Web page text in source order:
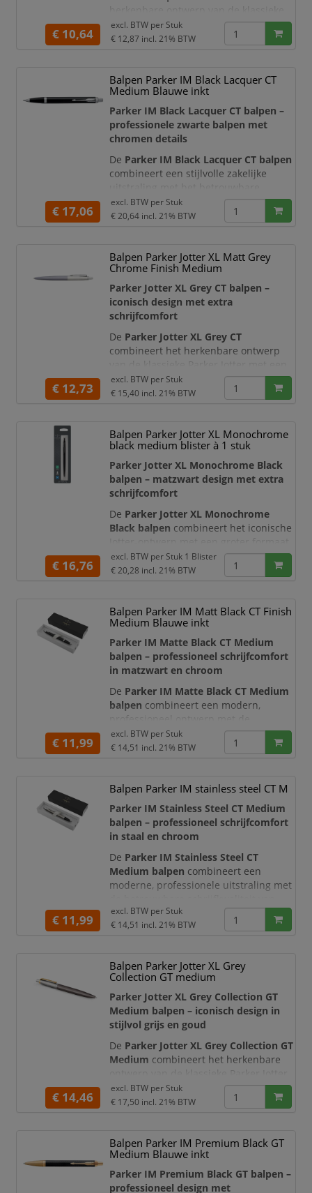
Parker Jotter met een elegante grijze
lakafwerking en luxe goudkleurige
pijlvormige clip en het bekende
klikmechanisme maken deze balpen
direct herkenbaar als een echte Parker.
De houder
€ 10,64
excl. BTW per Stuk
€ 12,87 incl. 21% BTW
Balpen Parker IM Black Lacquer CT
Medium Blauwe inkt
Parker IM Black Lacquer CT balpen –
professionele zwarte balpen met
chromen details
De Parker IM Black Lacquer CT balpen
combineert een stijlvolle zakelijke
schrijfcomfort van Parker. De metalen
houder is afgewerkt met een intens
toelopende vorm en karakteristieke
pijlvormige Parker-clip maken het
professionele ontwerp compleet.
De bal
€ 17,06
excl. BTW per Stuk
€ 20,64 incl. 21% BTW
Balpen Parker Jotter XL Matt Grey
Chrome Finish Medium
Parker Jotter XL Grey CT balpen –
iconisch design met extra
schrijfcomfort
De Parker Jotter XL Grey CT
combineert het herkenbare ontwerp
van de klassieke Parker Jotter met een
groter en comfortabeler formaat. Deze
uitvoering is ongeveer
7% groter dan
controle biedt tijdens het schrijven. De
matgrijze afwerking, glanzende
chromen details en karakteristieke
pijlvormige clip
€ 12,73
excl. BTW per Stuk
€ 15,40 incl. 21% BTW
Balpen Parker Jotter XL Monochrome
black medium blister à 1 stuk
Parker Jotter XL Monochrome Black
balpen – matzwart design met extra
schrijfcomfort
De Parker Jotter XL Monochrome
Black balpen combineert het iconische
Jotter-ontwerp met een groter formaat
en een volledig zwarte afwerking. De
matzwarte houder en dop worden
pijlvormige Parker-clip. Het contrast
tussen matte en glanzende
oppervlakken geeft deze luxe balpen
een moderne, professionele u
€ 16,76
excl. BTW per Stuk 1 Blister
€ 20,28 incl. 21% BTW
Balpen Parker IM Matt Black CT Finish
Medium Blauwe inkt
Parker IM Matte Black CT Medium
balpen – professioneel schrijfcomfort
in matzwart en chroom
De Parker IM Matte Black CT Medium
balpen combineert een modern,
professioneel ontwerp met de
betrouwbare schrijfkwaliteit van
Parker. De slanke, taps toelopende
details. Hierdoor heeft de pen een
stijlvolle en representatieve uitstraling
die uitstekend past op kantoor, tijdens
zakelijke
€ 11,99
excl. BTW per Stuk
€ 14,51 incl. 21% BTW
Balpen Parker IM stainless steel CT M
Parker IM Stainless Steel CT Medium
balpen – professioneel schrijfcomfort
in staal en chroom
De Parker IM Stainless Steel CT
Medium balpen combineert een
moderne, professionele uitstraling met
Parker. De zilverkleurige metalen
behuizing met roestvrijstalen
karakteristieke pijlvormige Parker-clip.
Hierdoor past deze stijlvolle balpen
uitstekend
€ 11,99
excl. BTW per Stuk
€ 14,51 incl. 21% BTW
Balpen Parker Jotter XL Grey
Collection GT medium
Parker Jotter XL Grey Collection GT
Medium balpen – iconisch design in
stijlvol grijs en goud
De Parker Jotter XL Grey Collection GT
Medium combineert het herkenbare
ontwerp van de klassieke Parker Jotter
met extra schrijfcomfort en een
luxueuze grijs-gouden afwerking. De
goudkleurige clip en sierdelen voor een
verfijnd contrast zorgen. Hierdoor is
deze balpen een
€ 14,46
excl. BTW per Stuk
€ 17,50 incl. 21% BTW
Balpen Parker IM Premium Black GT
Medium Blauwe inkt
Parker IM Premium Black GT balpen –
professioneel design met